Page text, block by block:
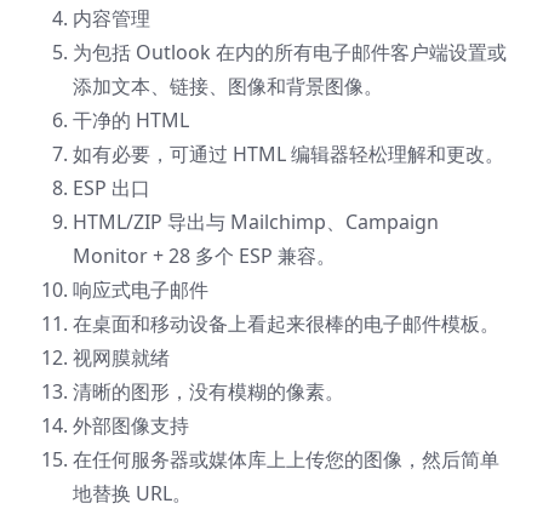
内容管理
为包括 Outlook 在内的所有电子邮件客户端设置或
添加文本、链接、图像和背景图像。
干净的 HTML
如有必要，可通过 HTML 编辑器轻松理解和更改。
ESP 出口
HTML/ZIP 导出与 Mailchimp、Campaign
Monitor + 28 多个 ESP 兼容。
响应式电子邮件
在桌面和移动设备上看起来很棒的电子邮件模板。
视网膜就绪
清晰的图形，没有模糊的像素。
外部图像支持
在任何服务器或媒体库上上传您的图像，然后简单
地替换 URL。